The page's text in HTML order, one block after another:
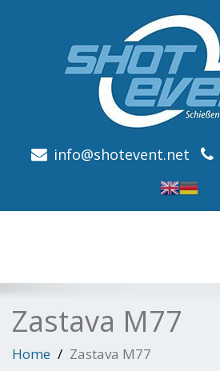
info@shotevent.net
Zastava M77
Home Zastava M77